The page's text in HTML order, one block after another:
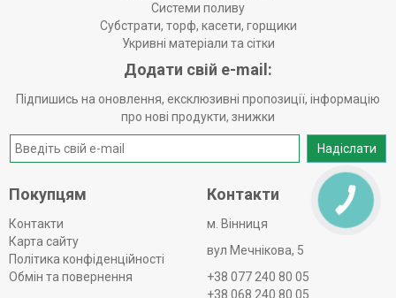
Системи поливу
Субстрати, торф, касети, горщики
Укривні матеріали та сітки
Додати свій e-mail:
Підпишись на оновлення, ексклюзивні пропозиції, інформацію
про нові продукти, знижки
Надіслати
Покупцям
Контакти
Карта сайту
Політика конфіденційності
Обмін та повернення
Контакти
м. Вінниця
вул Мечнікова, 5
+38 077 240 80 05
+38 068 240 80 05
КНОПКА
ЗВ'ЯЗКУ